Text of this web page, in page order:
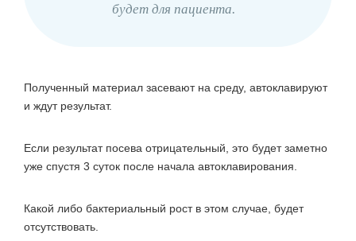
будет для пациента.
Полученный материал засевают на среду, автоклавируют
и ждут результат.
Если результат посева отрицательный, это будет заметно
уже спустя 3 суток после начала автоклавирования.
Какой либо бактериальный рост в этом случае, будет
отсутствовать.